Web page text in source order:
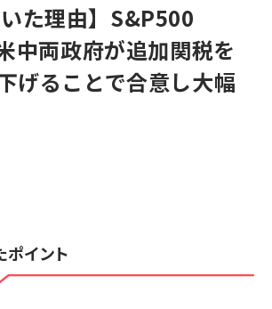
いた理由】S&P500
中両政府が追加関税を
げることで合意し大幅
イント